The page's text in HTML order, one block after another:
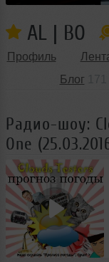
AL | BO
Профиль
Блог
Радио-шоу:
One